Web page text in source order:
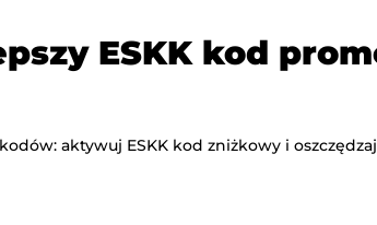
ESKK kod
aktywuj ESKK kod zniżkowy i oszczędzaj